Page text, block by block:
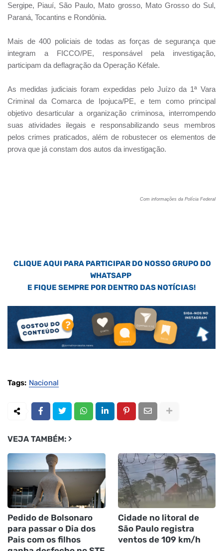
Sergipe, Piauí, São Paulo, Mato grosso, Mato Grosso do Sul,
Paraná, Tocantins e Rondônia.
Mais de 400 policiais de todas as forças de segurança que
integram a FICCO/PE, responsável pela investigação,
participam da deflagração da Operação Kéfale.
As medidas judiciais foram expedidas pelo Juízo da 1ª Vara
Criminal da Comarca de Ipojuca/PE, e tem como principal
objetivo desarticular a organização criminosa, interrompendo
suas atividades ilegais e responsabilizando seus membros
pelos crimes praticados, além de robustecer os elementos de
prova que já constam dos autos da investigação.
Com informações da Polícia Federal
CLIQUE AQUI PARA PARTICIPAR DO NOSSO GRUPO DO
WHATSAPP
E FIQUE SEMPRE POR DENTRO DAS NOTÍCIAS!
Tags: Nacional
VEJA TAMBÉM:
Pedido de Bolsonaro
para passar o Dia dos
Pais com os filhos
Cidade no litoral de
São Paulo registra
ventos de 109 km/h